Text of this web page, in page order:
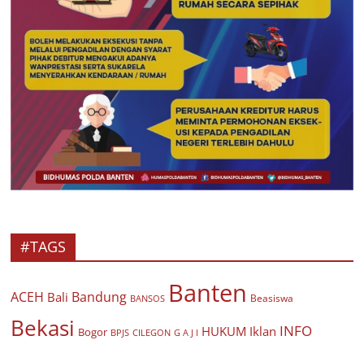
#TAGS
ACEH Bali Bandung BANSOS Banten Beasiswa
Bekasi Bogor BPJS CILEGON G A J I HUKUM Iklan INFO